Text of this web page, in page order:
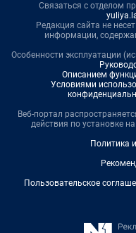
Связаться с отделом
Редакция сайта не
информации,
Особенности эксплуатации
Описанием
Условиями
Веб-портал
действия по установке
Политика
Пользовательское